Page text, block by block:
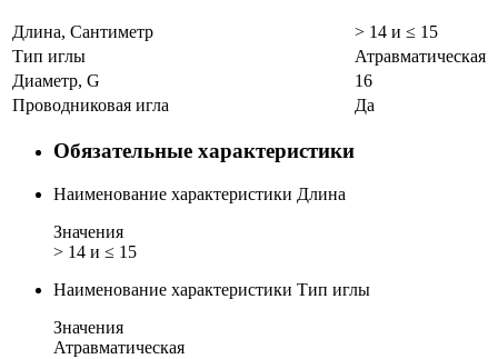
Длина, Сантиметр
> 14 и ≤ 15
Тип иглы
Атравматическая
Диаметр, G
16
Проводниковая игла
Да
Обязательные характеристики
Наименование характеристики Длина
Значения
> 14 и ≤ 15
Наименование характеристики Тип иглы
Значения
Атравматическая